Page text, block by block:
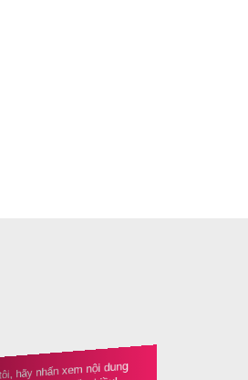
tôi, hãy nhấn xem nội dung